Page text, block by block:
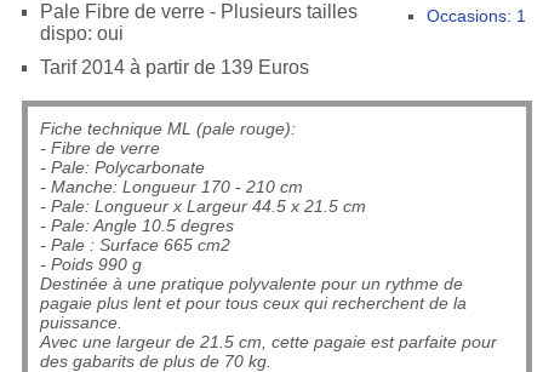
Occasions: 1
Pale Fibre de verre - Plusieurs tailles
dispo: oui
Tarif 2014 à partir de 139 Euros
Fiche technique ML (pale rouge):
- Fibre de verre
- Pale: Polycarbonate
- Manche: Longueur 170 - 210 cm
- Pale: Longueur x Largeur 44.5 x 21.5 cm
- Pale: Angle 10.5 degres
- Pale : Surface 665 cm2
- Poids 990 g
Destinée à une pratique polyvalente pour un rythme de
pagaie plus lent et pour tous ceux qui recherchent de la
puissance.
Avec une largeur de 21.5 cm, cette pagaie est parfaite pour
des gabarits de plus de 70 kg.